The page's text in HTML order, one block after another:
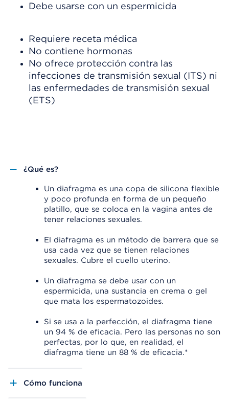
Debe usarse con un espermicida
Requiere receta médica
No contiene hormonas
No ofrece protección contra las
infecciones de transmisión sexual (ITS) ni
las enfermedades de transmisión sexual
(ETS)
¿Qué es?
Un diafragma es una copa de silicona flexible
y poco profunda en forma de un pequeño
platillo, que se coloca en la vagina antes de
tener relaciones sexuales.
El diafragma es un método de barrera que se
usa cada vez que se tienen relaciones
sexuales. Cubre el cuello uterino.
Un diafragma se debe usar con un
espermicida, una sustancia en crema o gel
que mata los espermatozoides.
Si se usa a la perfección, el diafragma tiene
un 94 % de eficacia. Pero las personas no son
perfectas, por lo que, en realidad, el
diafragma tiene un 88 % de eficacia.*
Cómo funciona